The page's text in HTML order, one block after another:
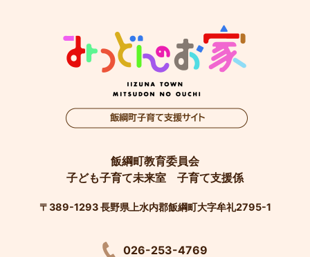
飯綱町教育委員会
子ども子育て未来室 子育て支援係
〒389-1293 長野県上水内郡飯綱町大字牟礼2795-1
026-253-4769